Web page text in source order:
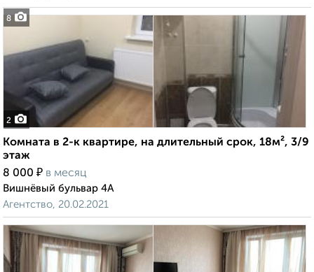
8
2
Комната в 2-к квартире, на длительный срок, 18м², 3/9
этаж
8 000 ₽ в месяц
Вишнёвый бульвар 4А
Агентство, 20.02.2021